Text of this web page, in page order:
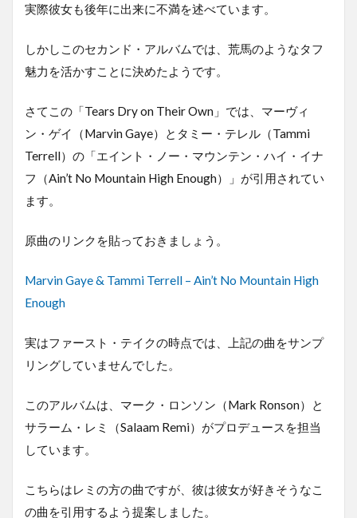
実際彼女も後年に出来に不満を述べています。
しかしこのセカンド・アルバムでは、荒馬のようなタフ
魅力を活かすことに決めたようです。
さてこの「Tears Dry on Their Own」では、マーヴィ
ン・ゲイ（Marvin Gaye）とタミー・テレル（Tammi
Terrell）の「エイント・ノー・マウンテン・ハイ・イナ
フ（Ain’t No Mountain High Enough）」が引用されてい
ます。
原曲のリンクを貼っておきましょう。
Marvin Gaye & Tammi Terrell – Ain’t No Mountain High
Enough
実はファースト・テイクの時点では、上記の曲をサンプ
リングしていませんでした。
このアルバムは、マーク・ロンソン（Mark Ronson）と
サラーム・レミ（Salaam Remi）がプロデュースを担当
しています。
こちらはレミの方の曲ですが、彼は彼女が好きそうなこ
の曲を引用するよう提案しました。